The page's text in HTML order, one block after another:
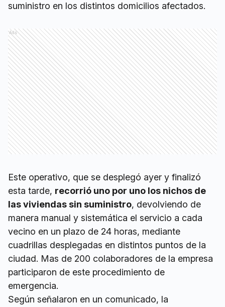
suministro en los distintos domicilios afectados.
Ads
Este operativo, que se desplegó ayer y finalizó
esta tarde, recorrió uno por uno los nichos de
las viviendas sin suministro, devolviendo de
manera manual y sistemática el servicio a cada
vecino en un plazo de 24 horas, mediante
cuadrillas desplegadas en distintos puntos de la
ciudad. Mas de 200 colaboradores de la empresa
participaron de este procedimiento de
emergencia.
Según señalaron en un comunicado, la